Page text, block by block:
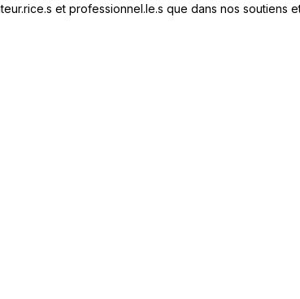
et professionnel.le.s que dans nos soutiens